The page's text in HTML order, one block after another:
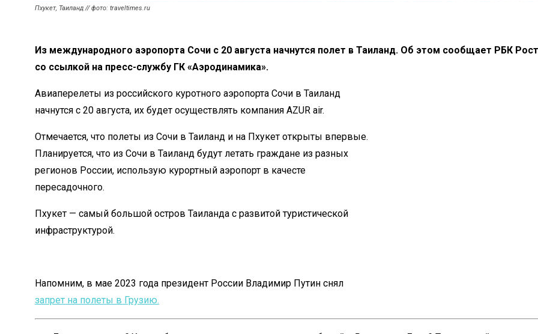
Пхукет, Таиланд // фото: traveltimes.ru
Из международного аэропорта Сочи с 20 августа начнутся полет в Таиланд. Об этом сообщает РБК
со ссылкой на пресс-службу ГК «Аэродинамика».
Авиаперелеты из российского куротного аэропорта Сочи в Таиланд
начнутся с 20 августа, их будет осуществлять компания AZUR air.
Отмечается, что полеты из Сочи в Таиланд и на Пхукет открыты впервые.
Планируется, что из Сочи в Таиланд будут летать граждане из разных
регионов России, использую курортный аэропорт в качесте
пересадочного.
Пхукет — самый большой остров Таиланда с развитой туристической
инфраструктурой.
Напомним, в мае 2023 года президент России Владимир Путин снял
запрет на полеты в Грузию.